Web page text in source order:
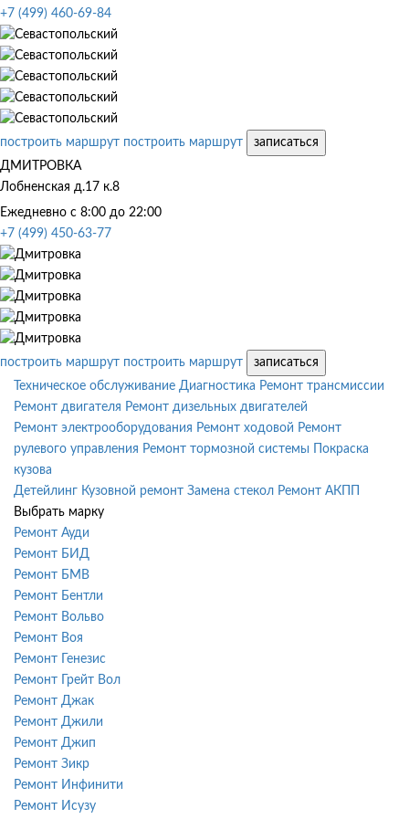
+7 (499) 460-69-84
построить маршрут построить маршрут
записаться
ДМИТРОВКА
Лобненская д.17 к.8
Ежедневно с 8:00 до 22:00
+7 (499) 450-63-77
построить маршрут построить маршрут
записаться
Техническое обслуживание Диагностика Ремонт трансмиссии
Ремонт двигателя Ремонт дизельных двигателей
Ремонт электрооборудования Ремонт ходовой Ремонт
рулевого управления Ремонт тормозной системы
Покраска
кузова
Детейлинг Кузовной ремонт Замена стекол Ремонт АКПП
Выбрать марку
Ремонт Ауди
Ремонт БИД
Ремонт БМВ
Ремонт Бентли
Ремонт Вольво
Ремонт Воя
Ремонт Генезис
Ремонт Грейт Вол
Ремонт Джак
Ремонт Джили
Ремонт Джип
Ремонт Зикр
Ремонт Инфинити
Ремонт Исузу